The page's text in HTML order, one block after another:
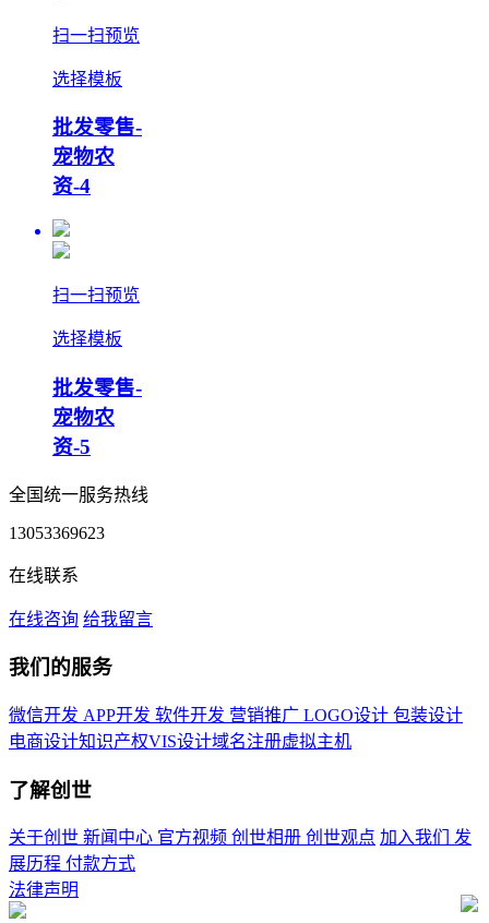
扫一扫预览
选择模板
批发零售-
宠物农
资-4
扫一扫预览
选择模板
批发零售-
宠物农
资-5
全国统一服务热线
13053369623
在线联系
在线咨询 给我留言
我们的服务
微信开发 APP开发 软件开发 营销推广 LOGO设计 包装设计
电商设计知识产权VIS设计域名注册虚拟主机
了解创世
关于创世 新闻中心 官方视频 创世相册 创世观点 加入我们 发
展历程 付款方式
法律声明